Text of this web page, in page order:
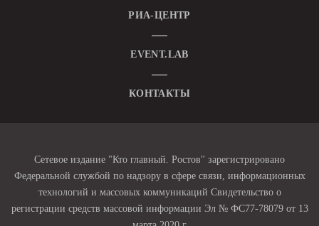
РИА-ЦЕНТР
EVENT.LAB
КОНТАКТЫ
Сетевое издание "Кто главный. Ростов" зарегистрировано
Федеральной службой по надзору в сфере связи, информационных
технологий и массовых коммуникаций Свидетельство о
регистрации средств массовой информации Эл № ФС77-78079 от 13